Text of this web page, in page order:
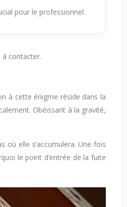
pour le professionnel.
à contacter.
à cette énigme réside dans la
Obéissant à la gravité,
elle s’accumulera. Une fois
le point d’entrée de la fuite